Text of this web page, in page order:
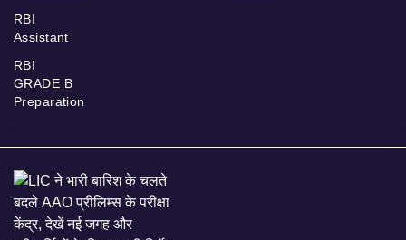
RBI
Assistant
RBI
GRADE B
Preparation